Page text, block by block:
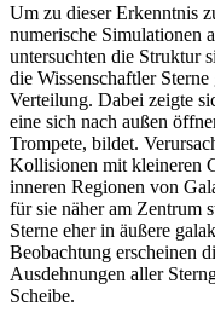
Um zu dieser Erkenntnis
numerische Simulationen
untersuchten die Struktur
die Wissenschaftler
Verteilung. Dabei zeigte
eine sich nach außen
Trompete, bildet.
Kollisionen mit kleineren
inneren Regionen von
für sie näher am Zentrum
Sterne eher in äußere
Beobachtung erscheinen
Ausdehnungen aller
Scheibe.